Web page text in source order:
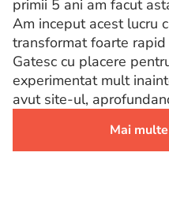
primii 5 ani am facut
Am inceput acest lucru
transformat foarte
Gatesc cu placere
experimentat mult
avut site-ul,
Mai